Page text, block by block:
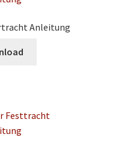
Anleitung